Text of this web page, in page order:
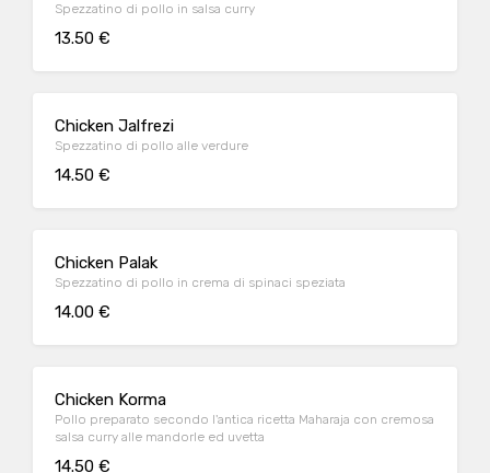
Spezzatino di pollo in salsa curry
13.50 €
Chicken Jalfrezi
Spezzatino di pollo alle verdure
14.50 €
Chicken Palak
Spezzatino di pollo in crema di spinaci speziata
14.00 €
Chicken Korma
Pollo preparato secondo l'antica ricetta Maharaja con cremosa
salsa curry alle mandorle ed uvetta
14.50 €